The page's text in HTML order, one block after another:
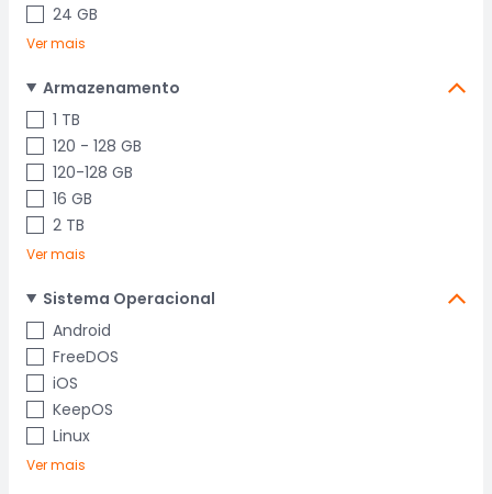
24 GB
Ver mais
Armazenamento
1 TB
120 - 128 GB
120-128 GB
16 GB
2 TB
Ver mais
Sistema Operacional
Android
FreeDOS
iOS
KeepOS
Linux
Ver mais